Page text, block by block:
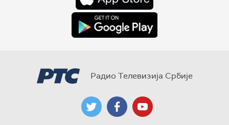
Радио Телевизија Србије